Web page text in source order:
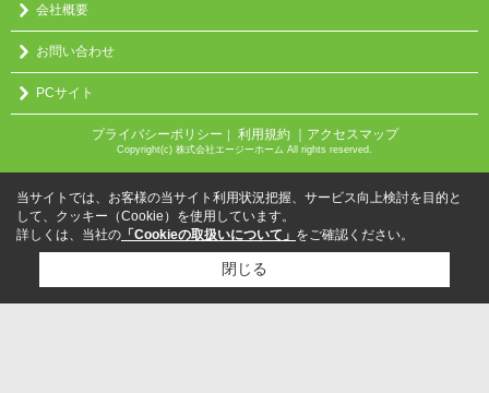
会社概要
お問い合わせ
PCサイト
プライバシーポリシー ｜ 利用規約 ｜アクセスマップ
Copyright(c) 株式会社エージーホーム All rights reserved.
当サイトでは、お客様の当サイト利用状況把握、サービス向上検討を目的と
して、クッキー（Cookie）を使用しています。
詳しくは、当社の 「Cookieの取扱いについて」 をご確認ください。
閉じる